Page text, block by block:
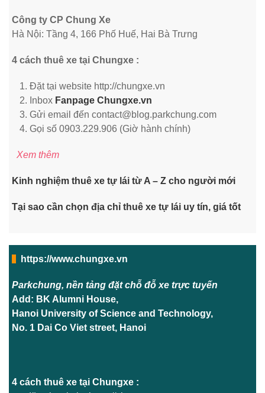
Công ty CP Chung Xe
Hà Nội: Tầng 4, 166 Phố Huế, Hai Bà Trưng
4 cách thuê xe tại Chungxe :
Đặt tại website http://chungxe.vn
Inbox Fanpage Chungxe.vn
Gửi email đến contact@blog.parkchung.com
Gọi số 0903.229.906 (Giờ hành chính)
Xem thêm
Kinh nghiệm thuê xe tự lái từ A – Z cho người mới
Tại sao cần chọn địa chỉ thuê xe tự lái uy tín, giá tốt
https://www.chungxe.vn
Parkchung, nền tảng đặt chỗ đỗ xe trực tuyến
Add: BK Alumni House,
Hanoi University of Science and Technology,
No. 1 Dai Co Viet street, Hanoi
4 cách thuê xe tại Chungxe :